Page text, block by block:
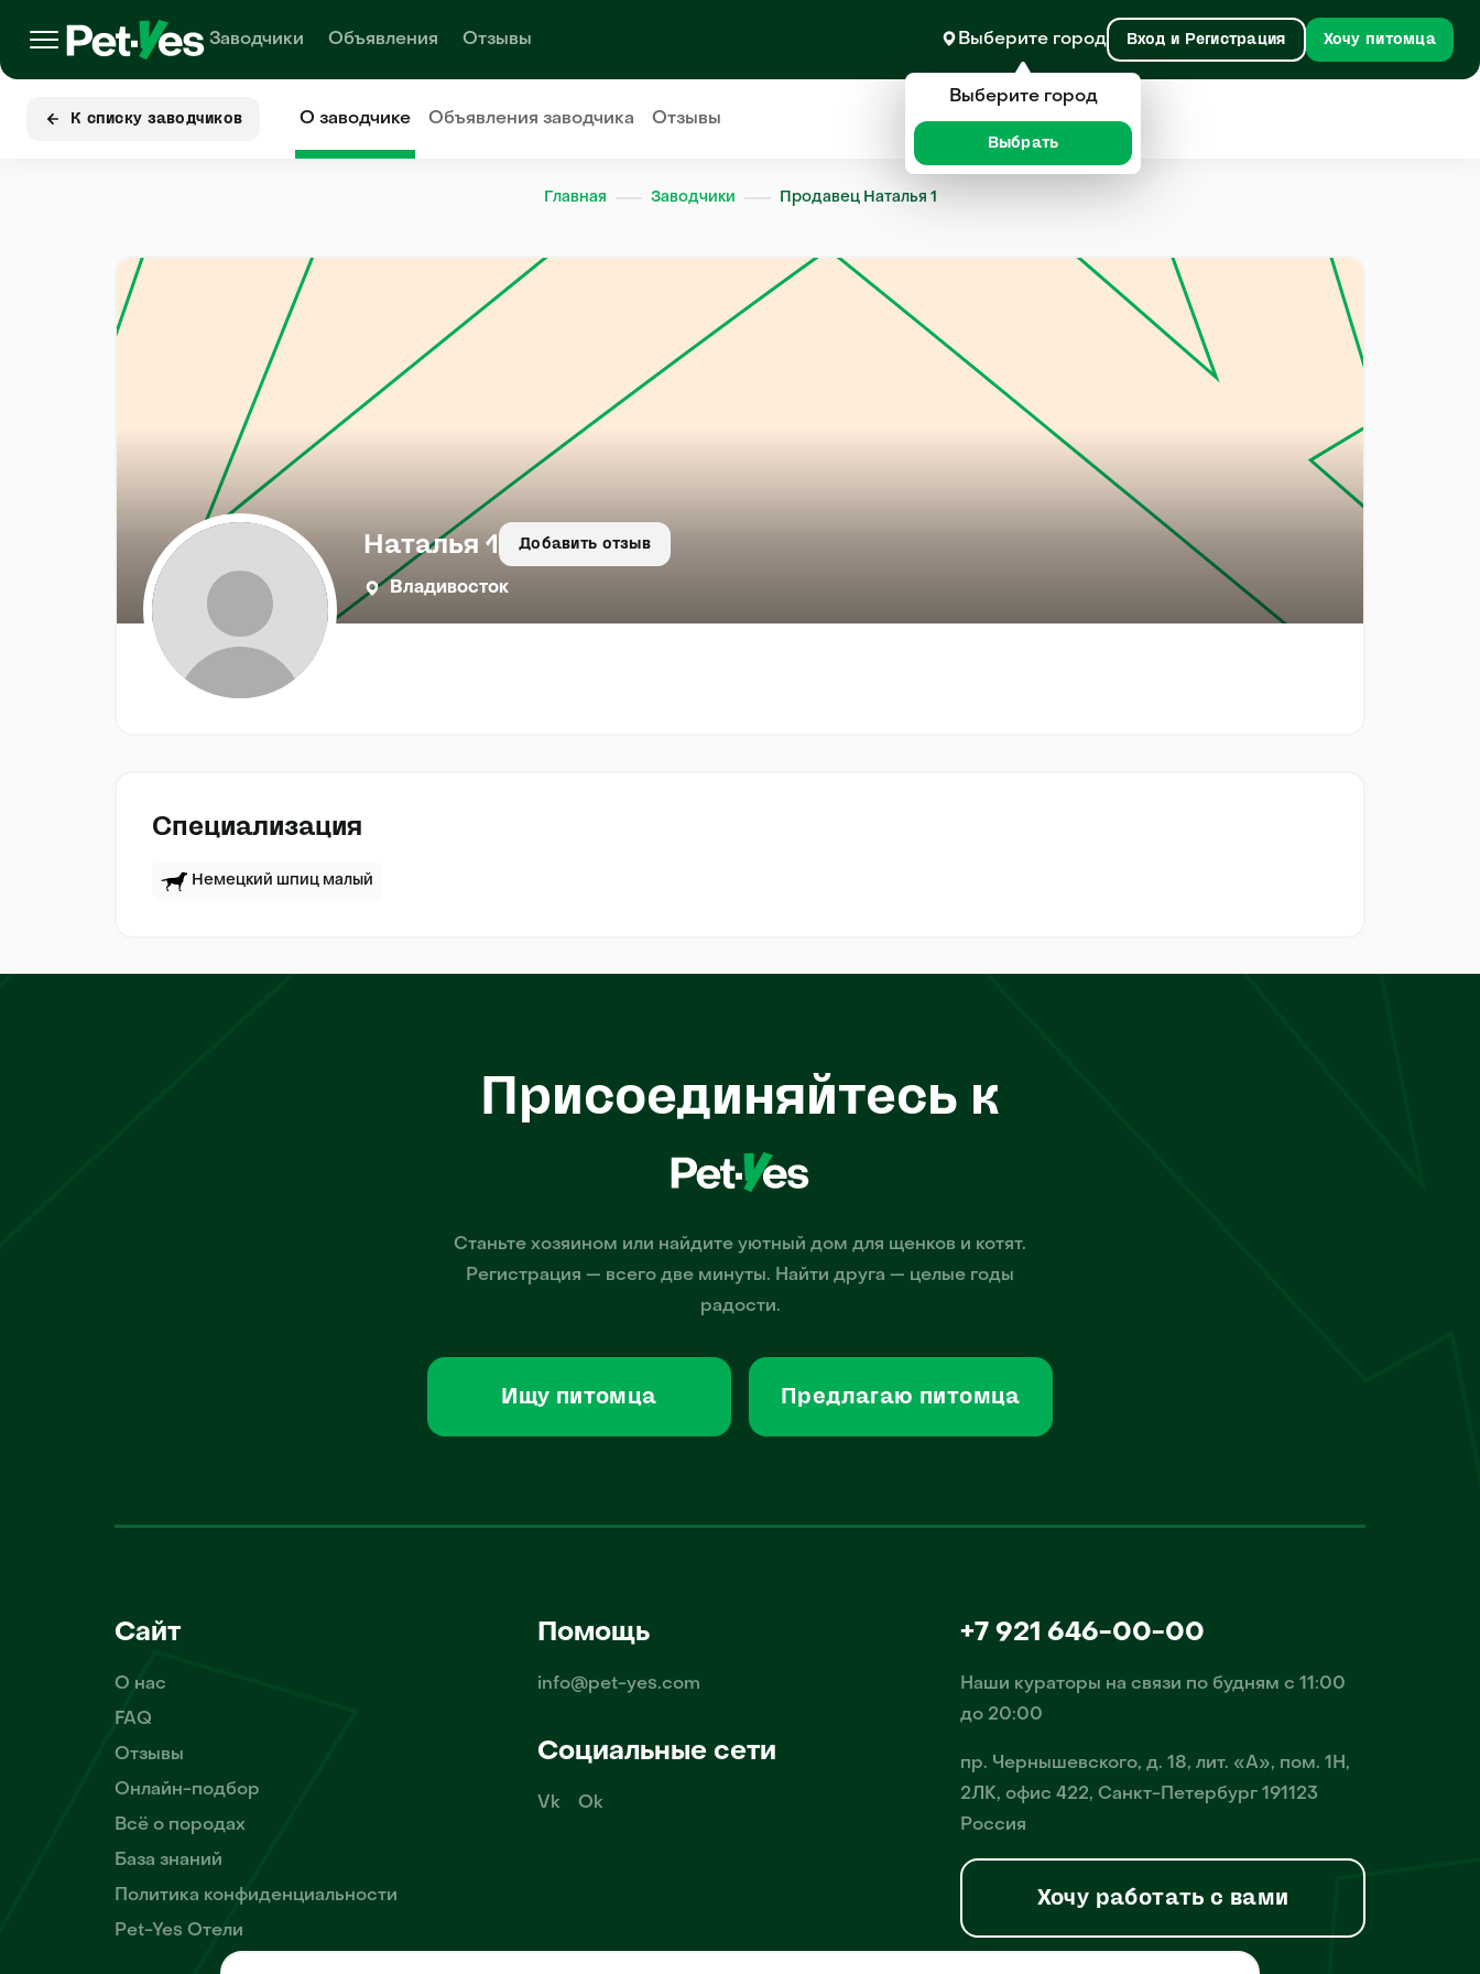
Заводчики Объявления Отзывы Выберите город Вход и Регистрация Хочу питомца
К списку заводчиков О заводчике Объявлениязаводчика Отзывы
Главная Заводчики Продавец Наталья 1
Наталья 1 Добавить отзыв
Владивосток
Специализация
Немецкий шпиц малый
Присоединяйтесь к
Станьте хозяином или найдите уютный дом для щенков и котят.
Регистрация — всего две минуты. Найти друга — целые годы
радости.
Ищу питомца Предлагаю питомца
Сайт
О нас
FAQ
Отзывы
Онлайн-подбор
Всё о породах
База знаний
Политика конфиденциальности
Pet-Yes Отели
Помощь
info@pet-yes.com
Социальные сети
Vk Ok
+7 921 646-00-00
Наши кураторы на связи по будням с 11:00
до 20:00
пр. Чернышевского, д. 18, лит. «А», пом. 1Н,
2ЛК, офис 422, Санкт-Петербург 191123
Россия
Хочу работать с вами
Выберите город
Выбрать